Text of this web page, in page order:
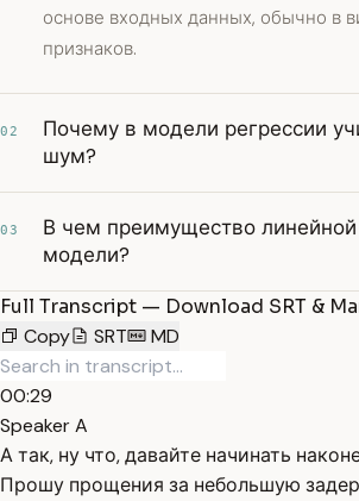
основе входных данных, обычно в
признаков.
02
Почему в модели регрессии
шум?
03
В чем преимущество линейной
модели?
Full Transcript — Download SRT &
Copy
SRT MD
00:29
Speaker A
А так, ну что, давайте начинать
Прошу прощения за небольшую